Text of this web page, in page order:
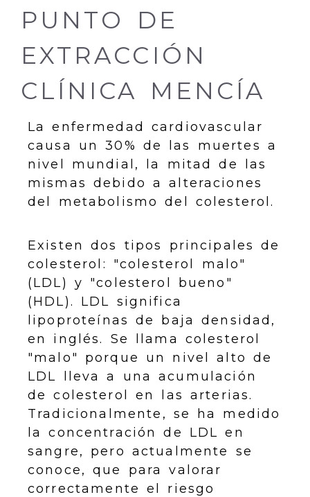
PUNTO DE
EXTRACCIÓN
CLÍNICA MENCÍA
La enfermedad cardiovascular
causa un 30% de las muertes a
nivel mundial, la mitad de las
mismas debido a alteraciones
del metabolismo del colesterol.
Existen dos tipos principales de
colesterol: "colesterol malo"
(LDL) y "colesterol bueno"
(HDL). LDL significa
lipoproteínas de baja densidad,
en inglés. Se llama colesterol
"malo" porque un nivel alto de
LDL lleva a una acumulación
de colesterol en las arterias.
Tradicionalmente, se ha medido
la concentración de LDL en
sangre, pero actualmente se
conoce, que para valorar
correctamente el riesgo